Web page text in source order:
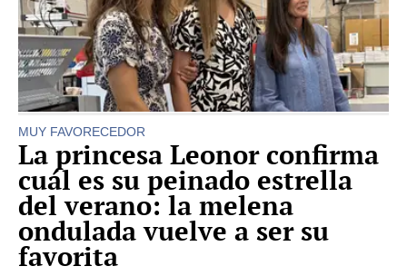
MUY FAVORECEDOR
La princesa Leonor confirma
cuál es su peinado estrella
del verano: la melena
ondulada vuelve a ser su
favorita